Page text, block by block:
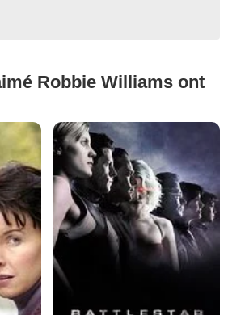
Robbie Williams ont